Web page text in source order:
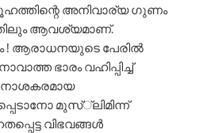
അനിവാര്യ ഗുണം
ആവശ്യമാണ്.
ആരാധനയുടെ പേരില്‍
ഭാരം വഹിപ്പിച്ച്
മുസ്്‌ലിമിന്ന്
വിഭവങ്ങള്‍